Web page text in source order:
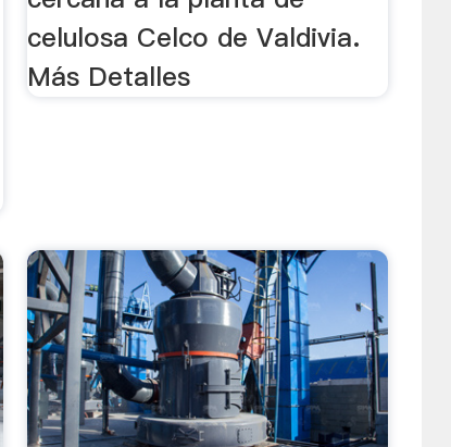
celulosa Celco de Valdivia.
Más Detalles